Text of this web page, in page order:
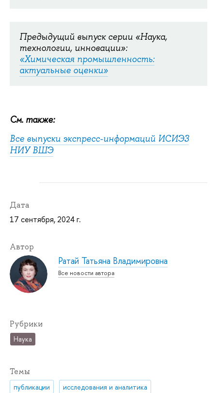
Предыдущий выпуск серии «Наука,
технологии, инновации»:
«Химическая промышленность:
актуальные оценки»
См. также:
Все выпуски экспресс-информаций ИСИЭЗ
НИУ ВШЭ
Дата
17 сентября, 2024 г.
Автор
Ратай Татьяна Владимировна
Все новости автора
Рубрики
Наука
Темы
публикации
исследования и аналитика